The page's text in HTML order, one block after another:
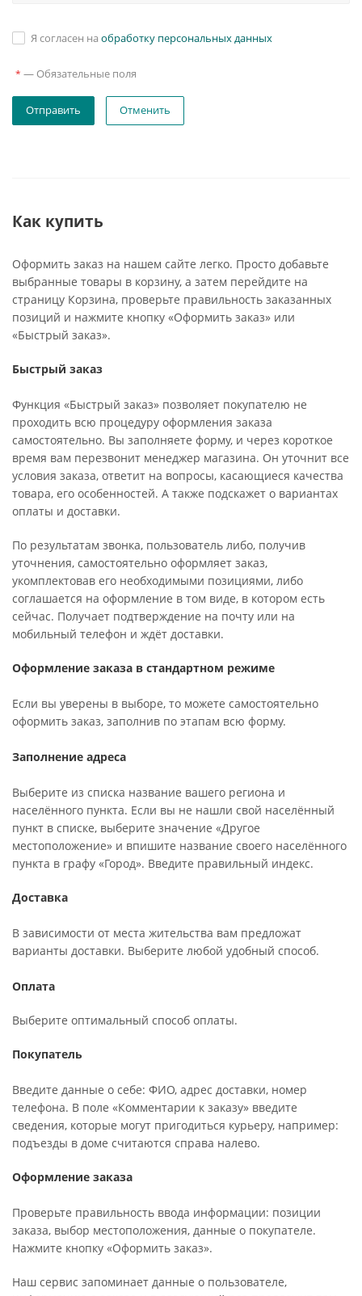
Я согласен на обработку персональных данных
* — Обязательные поля
Отменить
Как купить
Оформить заказ на нашем сайте легко. Просто добавьте
выбранные товары в корзину, а затем перейдите на
страницу Корзина, проверьте правильность заказанных
позиций и нажмите кнопку «Оформить заказ» или
«Быстрый заказ».
Быстрый заказ
Функция «Быстрый заказ» позволяет покупателю не
проходить всю процедуру оформления заказа
самостоятельно. Вы заполняете форму, и через короткое
время вам перезвонит менеджер магазина. Он уточнит все
условия заказа, ответит на вопросы, касающиеся качества
товара, его особенностей. А также подскажет о вариантах
оплаты и доставки.
По результатам звонка, пользователь либо, получив
уточнения, самостоятельно оформляет заказ,
укомплектовав его необходимыми позициями, либо
соглашается на оформление в том виде, в котором есть
сейчас. Получает подтверждение на почту или на
мобильный телефон и ждёт доставки.
Оформление заказа в стандартном режиме
Если вы уверены в выборе, то можете самостоятельно
оформить заказ, заполнив по этапам всю форму.
Заполнение адреса
Выберите из списка название вашего региона и
населённого пункта. Если вы не нашли свой населённый
пункт в списке, выберите значение «Другое
местоположение» и впишите название своего населённого
пункта в графу «Город». Введите правильный индекс.
Доставка
В зависимости от места жительства вам предложат
варианты доставки. Выберите любой удобный способ.
Оплата
Выберите оптимальный способ оплаты.
Покупатель
Введите данные о себе: ФИО, адрес доставки, номер
телефона. В поле «Комментарии к заказу» введите
сведения, которые могут пригодиться курьеру, например:
подъезды в доме считаются справа налево.
Оформление заказа
Проверьте правильность ввода информации: позиции
заказа, выбор местоположения, данные о покупателе.
Нажмите кнопку «Оформить заказ».
Наш сервис запоминает данные о пользователе,